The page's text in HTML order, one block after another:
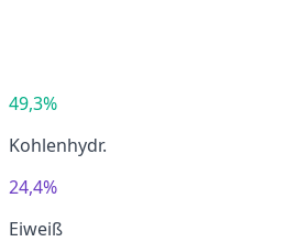
49,3%
Kohlenhydr.
24,4%
Eiweiß